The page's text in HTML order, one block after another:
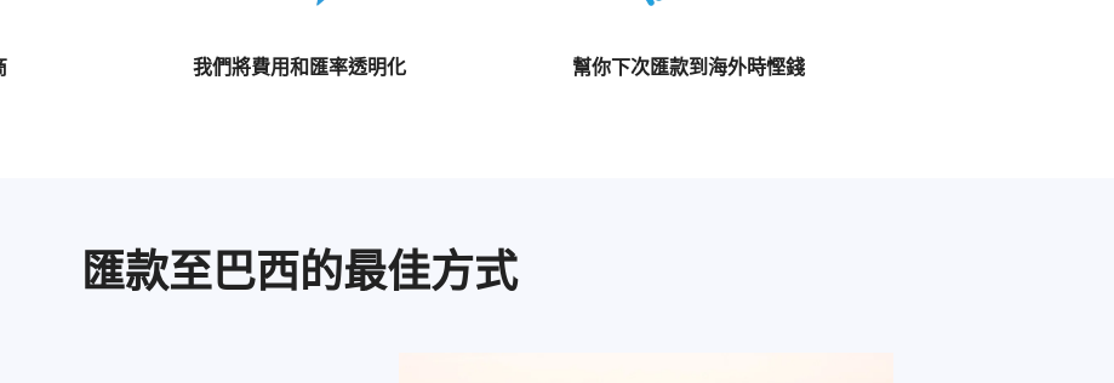
我們將費用和匯率透明化 幫你下次匯款到海外時慳錢
匯款至巴西的最佳方式